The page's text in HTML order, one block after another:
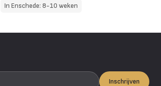
In Enschede: 8-10 weken
Inschrijven